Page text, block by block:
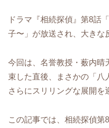
ドラマ『相続探偵』第8話
子〜」が放送され、大きな
今回は、名誉教授・薮内晴
束した直後、まさかの「八
さらにスリリングな展開を
この記事では、相続探偵